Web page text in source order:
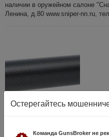
наличии в оружейном салоне
Ленина, д.80 www.sniper-nn.ru,
3 Июля, в 16:22
Остерегайтесь
Команда GunsBroker не